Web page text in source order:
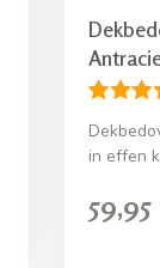
in effen
59,95